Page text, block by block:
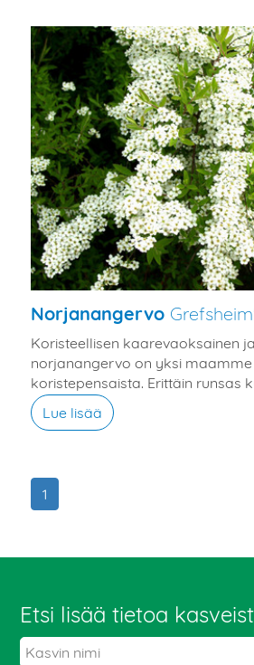
Norjanangervo
Koristeellisen kaarevaoksainen
norjanangervo on yksi
koristepensaista. Erittäin runsas
Lue lisää
1
Etsi lisää tietoa